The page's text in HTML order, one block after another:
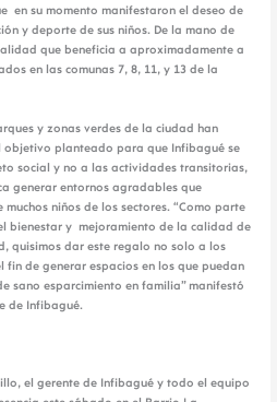
en su momento manifestaron el deseo de
y deporte de sus niños. De la mano de
que beneficia a aproximadamente a
en las comunas 7, 8, 11, y 13 de la
y zonas verdes de la ciudad han
objetivo planteado para que Infibagué se
social y no a las actividades transitorias,
generar entornos agradables que
niños de los sectores. “Como parte
bienestar y mejoramiento de la calidad de
quisimos dar este regalo no solo a los
fin de generar espacios en los que puedan
sano esparcimiento en familia” manifestó
de Infibagué.
Parques
el gerente de Infibagué y todo el equipo